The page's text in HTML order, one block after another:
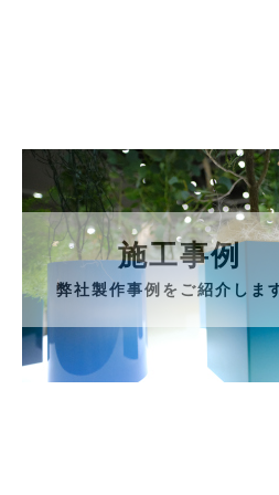
施工事例
弊社製作事例をご紹介しま